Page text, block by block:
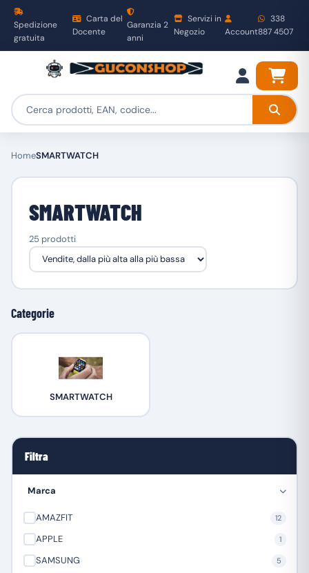
Spedizione
gratuita
Carta del
Docente
Garanzia 2
anni
Servizi in
Negozio
Account
338
887 4507
HomeSMARTWATCH
SMARTWATCH
25 prodotti
Categorie
SMARTWATCH
Filtra
Marca
AMAZFIT 12
APPLE 1
SAMSUNG 5